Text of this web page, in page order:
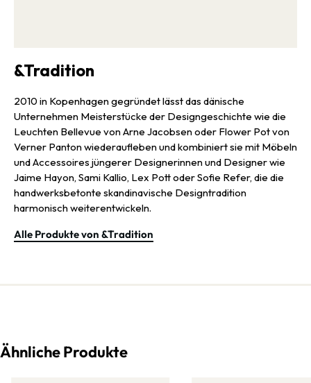
&Tradition
2010 in Kopenhagen gegründet lässt das dänische
Unternehmen Meisterstücke der Designgeschichte wie die
Leuchten Bellevue von Arne Jacobsen oder Flower Pot von
Verner Panton wiederaufleben und kombiniert sie mit Möbeln
und Accessoires jüngerer Designerinnen und Designer wie
Jaime Hayon, Sami Kallio, Lex Pott oder Sofie Refer, die die
handwerksbetonte skandinavische Designtradition
harmonisch weiterentwickeln.
Alle Produkte von &Tradition
Ähnliche Produkte